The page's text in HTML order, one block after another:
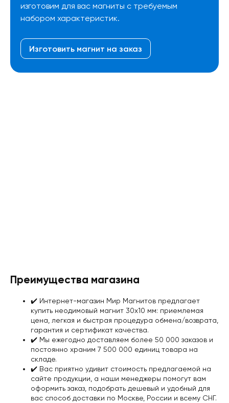
изготовим для вас магниты с требуемым
набором характеристик.
Изготовить магнит на заказ
Преимущества магазина
✔️️ Интернет-магазин Мир Магнитов предлагает
купить неодимовый магнит 30х10 мм: приемлемая
цена, легкая и быстрая процедура обмена/возврата,
гарантия и сертификат качества.
✔️️ Мы ежегодно доставляем более 50 000 заказов и
постоянно храним 7 500 000 единиц товара на
складе.
✔️️ Вас приятно удивит стоимость предлагаемой на
сайте продукции, а наши менеджеры помогут вам
оформить заказ, подобрать дешевый и удобный для
вас способ доставки по Москве, России и всему СНГ.